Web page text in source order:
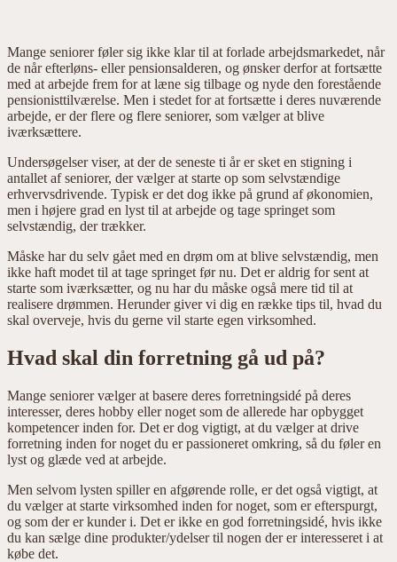
Mange seniorer føler sig ikke klar til at forlade arbejdsmarkedet, når
de når efterløns- eller pensionsalderen, og ønsker derfor at fortsætte
med at arbejde frem for at læne sig tilbage og nyde den forestående
pensionisttilværelse. Men i stedet for at fortsætte i deres nuværende
arbejde, er der flere og flere seniorer, som vælger at blive
iværksættere.
Undersøgelser viser, at der de seneste ti år er sket en stigning i
antallet af seniorer, der vælger at starte op som selvstændige
erhvervsdrivende. Typisk er det dog ikke på grund af økonomien,
men i højere grad en lyst til at arbejde og tage springet som
selvstændig, der trækker.
Måske har du selv gået med en drøm om at blive selvstændig, men
ikke haft modet til at tage springet før nu. Det er aldrig for sent at
starte som iværksætter, og nu har du måske også mere tid til at
realisere drømmen. Herunder giver vi dig en række tips til, hvad du
skal overveje, hvis du gerne vil starte egen virksomhed.
Hvad skal din forretning gå ud på?
Mange seniorer vælger at basere deres forretningsidé på deres
interesser, deres hobby eller noget som de allerede har opbygget
kompetencer inden for. Det er dog vigtigt, at du vælger at drive
forretning inden for noget du er passioneret omkring, så du føler en
lyst og glæde ved at arbejde.
Men selvom lysten spiller en afgørende rolle, er det også vigtigt, at
du vælger at starte virksomhed inden for noget, som er efterspurgt,
og som der er kunder i. Det er ikke en god forretningsidé, hvis ikke
du kan sælge dine produkter/ydelser til nogen der er interesseret i at
købe det.